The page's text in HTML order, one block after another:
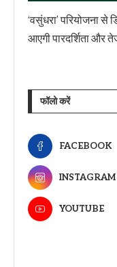
‘वसुंधरा’ परियोजना से
आएगी पारदर्शिता और
फॉलो करें
FACEBOOK
INSTAGRAM
YOUTUBE